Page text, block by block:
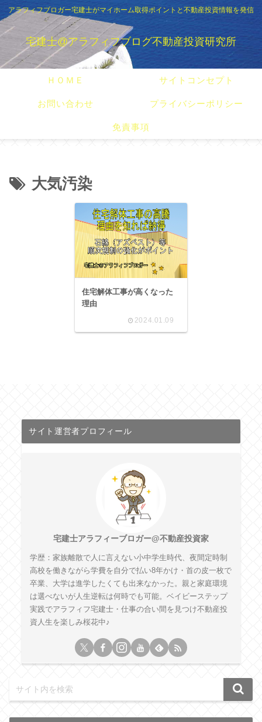
アラフィフブロガー宅建士がマイホーム取得ポイントと不動産投資情報を発信
宅建士@アラフィフブログ不動産投資研究所
ＨＯＭＥ サイトコンセプト
お問い合わせ プライバシーポリシー
免責事項
大気汚染
住宅解体工事が高くなった
理由
2024.01.09
サイト運営者プロフィール
宅建士アラフィーブロガー@不動産投資家
学歴：家族離散で人に言えない小中学生時代、夜間定時制
高校を働きながら学費を自分で払い8年かけ・首の皮一枚で
卒業、大学は進学したくても出来なかった。親と家庭環境
は選べないが人生逆転は何時でも可能。ベイビーステップ
実践でアラフィフ宅建士・仕事の合い間を見つけ不動産投
資人生を楽しみ桜花中♪